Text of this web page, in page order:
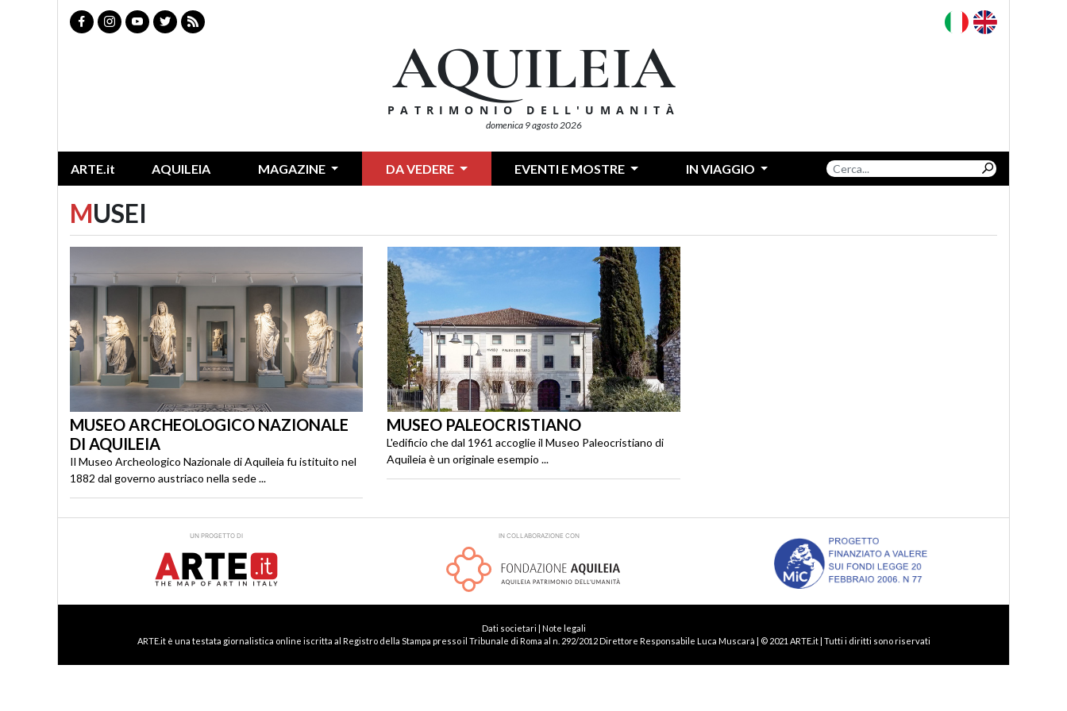
AQUILEIA
PATRIMONIO DELL'UMANITÀ
domenica 9 agosto 2026
ARTE.it AQUILEIA MAGAZINE DA VEDERE EVENTI E MOSTRE IN VIAGGIO
MUSEI
MUSEO ARCHEOLOGICO NAZIONALE
DI AQUILEIA
Il Museo Archeologico Nazionale di Aquileia fu istituito nel
1882 dal governo austriaco nella sede ...
MUSEO PALEOCRISTIANO
L'edificio che dal 1961 accoglie il Museo Paleocristiano di
Aquileia è un originale esempio ...
UN PROGETTO DI IN COLLABORAZIONE CON
Dati societari | Note legali
ARTE.it è una testata giornalistica online iscritta al Registro della Stampa presso il Tribunale di Roma al n. 292/2012 Direttore Responsabile Luca Muscarà | © 2021 ARTE.it | Tutti i diritti sono riservati